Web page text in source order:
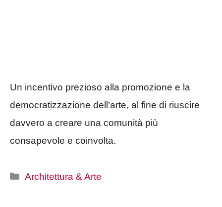
Un incentivo prezioso alla promozione e la
democratizzazione dell’arte, al fine di riuscire
davvero a creare una comunità più
consapevole e coinvolta.
Categorie
Architettura & Arte